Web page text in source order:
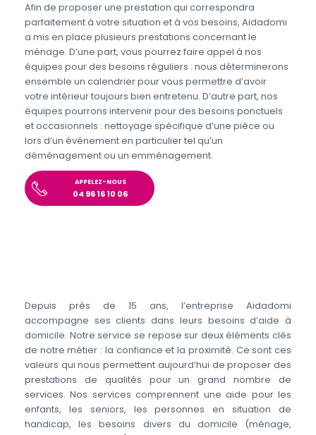
Afin de proposer une prestation qui correspondra
parfaitement à votre situation et à vos besoins, Aidadomi
a mis en place plusieurs prestations concernant le
ménage. D’une part, vous pourrez faire appel à nos
équipes pour des besoins réguliers : nous déterminerons
ensemble un calendrier pour vous permettre d’avoir
votre intérieur toujours bien entretenu. D’autre part, nos
équipes pourrons intervenir pour des besoins ponctuels
et occasionnels : nettoyage spécifique d’une pièce ou
lors d’un événement en particulier tel qu’un
déménagement ou un emménagement.
APPELEZ-NOUS
04 96 16 10 06
Depuis près de 15 ans, l’entreprise Aidadomi
accompagne ses clients dans leurs besoins d’aide à
domicile. Notre service se repose sur deux éléments clés
de notre métier : la confiance et la proximité. Ce sont ces
valeurs qui nous permettent aujourd’hui de proposer des
prestations de qualités pour un grand nombre de
services. Nos services comprennent une aide pour les
enfants, les seniors, les personnes en situation de
handicap, les besoins divers du domicile (ménage,